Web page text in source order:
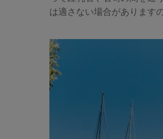
は適さない場合があります